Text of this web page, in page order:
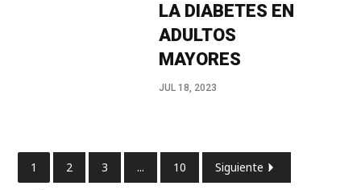
LA DIABETES EN
ADULTOS
MAYORES
JUL 18, 2023
1 2 3 ... 10 Siguiente